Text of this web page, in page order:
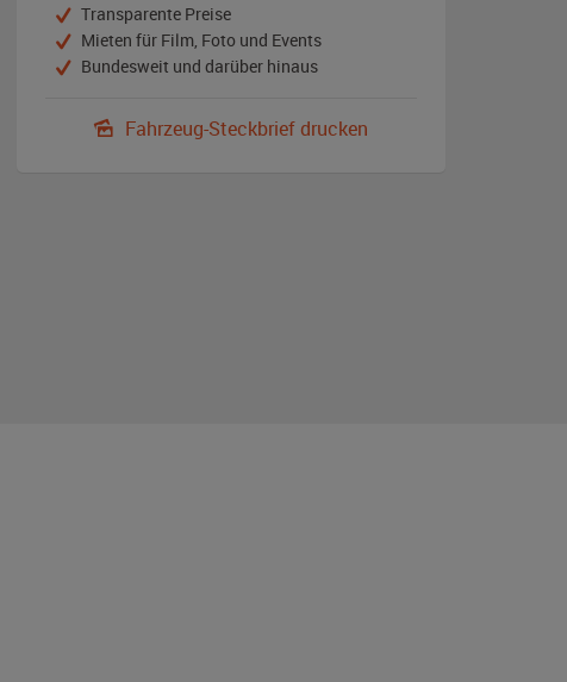
Transparente Preise
Mieten für Film, Foto und Events
Bundesweit und darüber hinaus
Fahrzeug-Steckbrief drucken